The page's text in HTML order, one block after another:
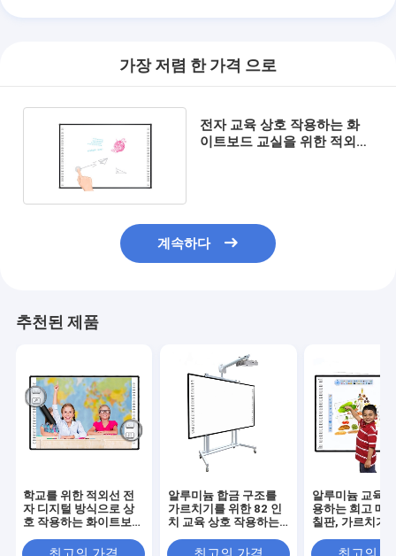
가장 저렴 한 가격 으로
전자 교육 상호 작용하는 화
이트보드 교실을 위한 적외선
계속하다
추천된 제품
학교를 위한 적외선 전
자 디지털 방식으로 상
호 작용하는 화이트보드
알루미늄 합금 구조를
가르치기를 위한 82 인
치 교육 상호 작용하는
알루미늄 교육
용하는 희고 매
칠판, 가르치기
러운 칠판